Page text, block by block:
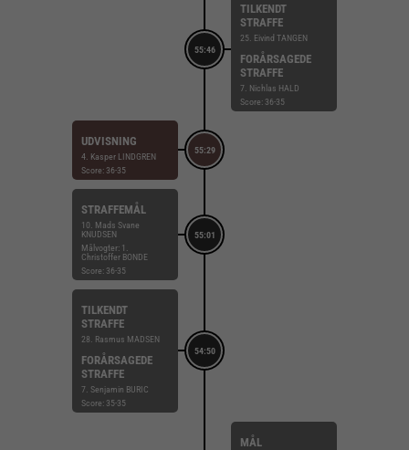
55:46
TILKENDT
STRAFFE
25. Eivind TANGEN
FORÅRSAGEDE
STRAFFE
7. Nichlas HALD
Score: 36-35
55:29
UDVISNING
4. Kasper LINDGREN
Score: 36-35
55:01
STRAFFEMÅL
10. Mads Svane
KNUDSEN
Målvogter: 1.
Christoffer BONDE
Score: 36-35
54:50
TILKENDT
STRAFFE
28. Rasmus MADSEN
FORÅRSAGEDE
STRAFFE
7. Senjamin BURIC
Score: 35-35
MÅL